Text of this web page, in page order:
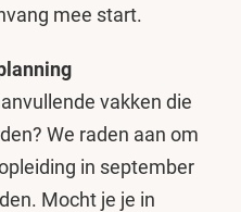
mee start.
vakken die
We raden aan om
in september
Mocht je je in